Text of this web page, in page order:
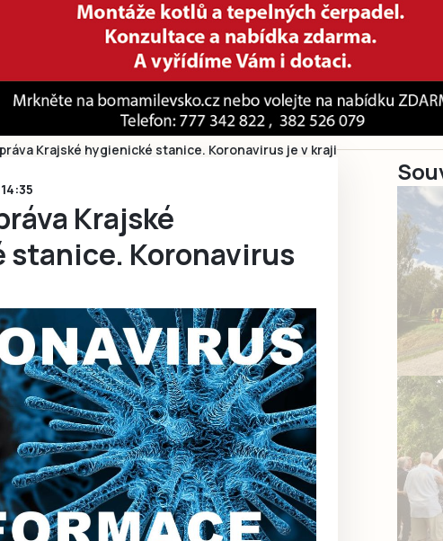
Ještě nemám
Krajské hygienické stanice. Koronavirus je v kraji
Krajské
stanice. Koronavirus